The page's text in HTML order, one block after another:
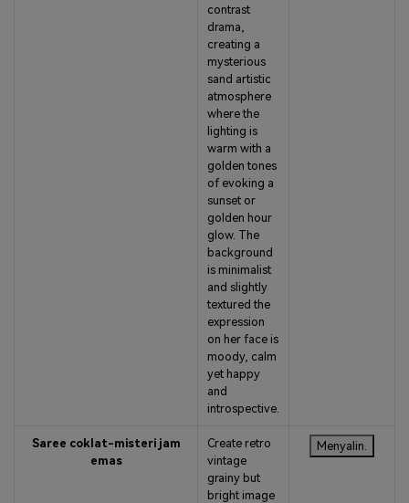
contrast
drama,
creating a
mysterious
sand artistic
atmosphere
where the
lighting is
warm with a
golden tones
of evoking a
sunset or
golden hour
glow. The
background
is minimalist
and slightly
textured the
expression
on her face is
moody, calm
yet happy
and
introspective.
Saree coklat-misteri jam
emas
Create retro
vintage
grainy but
bright image
Menyalin.